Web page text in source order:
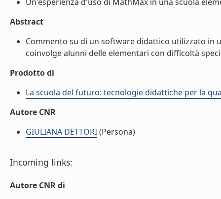
Abstract
Commento su di un software didattico utilizzato in
coinvolge alunni delle elementari con difficoltà
Prodotto di
La scuola del futuro: tecnologie didattiche per la
Autore CNR
GIULIANA DETTORI(Persona)
Incoming links:
Autore CNR di